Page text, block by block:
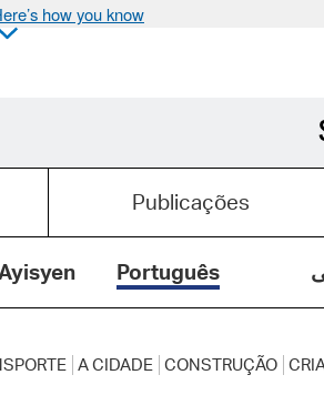
how you know
Publicações
Português
A CIDADE CONSTRUÇÃO